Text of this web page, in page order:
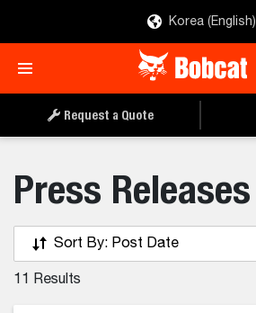
Korea (English)
Request a Quote
Press Releases
Sort By: Post Date
11 Results